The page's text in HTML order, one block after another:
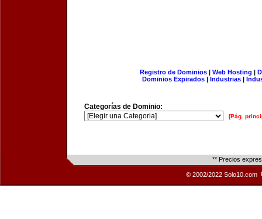
Registro de Dominios| Web Hosting |
Dominios Expirados | Industrias |
Categorías de Dominio:
[Pág.
** Precios
© 2002/2022 Solo10.com